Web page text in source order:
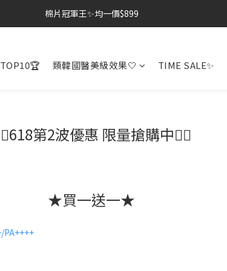
棉片冠軍王✨均一價$899
棉片冠軍王✨均一價$899
加入LINE好友💚即享免運🛒
TOP10🏆 類韓國醫美級效果🤍 TIME SALE✨
第2波優惠 限量搶購中🏃‍♀️
★買一送一★